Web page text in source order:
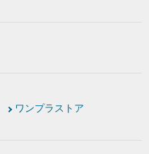
ワンプラストア